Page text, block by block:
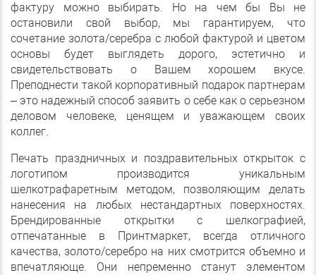
фактуру можно выбирать. Но на чем бы Вы не
остановили свой выбор, мы гарантируем, что
сочетание золота/серебра с любой фактурой и цветом
основы будет выглядеть дорого, эстетично и
свидетельствовать о Вашем хорошем вкусе.
Преподнести такой корпоративный подарок партнерам
– это надежный способ заявить о себе как о серьезном
деловом человеке, ценящем и уважающем своих
коллег.
Печать праздничных и поздравительных открыток с
логотипом производится уникальным
шелкотрафаретным методом, позволяющим делать
нанесения на любых нестандартных поверхностях.
Брендированные открытки с шелкографией,
отпечатанные в Принтмаркет, всегда отличного
качества, золото/серебро на них смотрится объемно и
впечатляюще. Они непременно станут элементом